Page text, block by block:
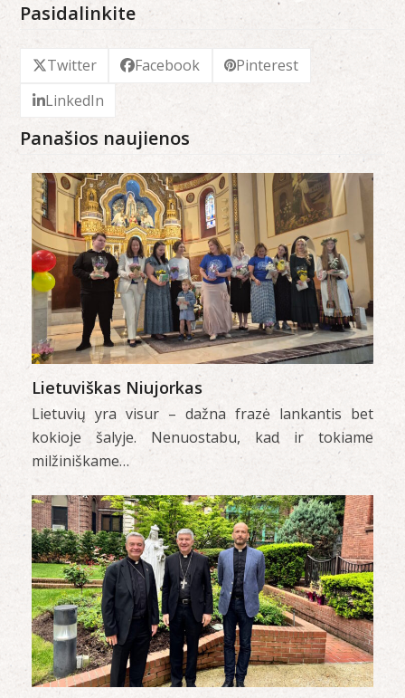
Pasidalinkite
Twitter Facebook
Pinterest
LinkedIn
Panašios naujienos
Lietuviškas Niujorkas
Lietuvių yra visur – dažna frazė lankantis bet
kokioje šalyje. Nenuostabu, kad ir tokiame
milžiniškame…